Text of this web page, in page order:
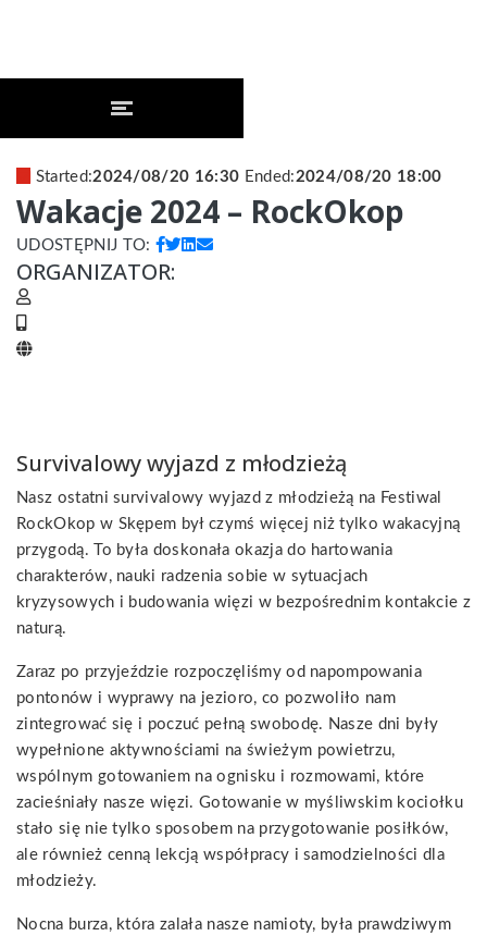
Started:2024/08/20 16:30 Ended:2024/08/20 18:00
Wakacje 2024 – RockOkop
UDOSTĘPNIJ TO:
ORGANIZATOR:
Survivalowy wyjazd z młodzieżą
Nasz ostatni survivalowy wyjazd z młodzieżą na Festiwal
RockOkop w Skępem był czymś więcej niż tylko wakacyjną
przygodą. To była doskonała okazja do hartowania
charakterów, nauki radzenia sobie w sytuacjach
kryzysowych i budowania więzi w bezpośrednim kontakcie z
naturą.
Zaraz po przyjeździe rozpoczęliśmy od napompowania
pontonów i wyprawy na jezioro, co pozwoliło nam
zintegrować się i poczuć pełną swobodę. Nasze dni były
wypełnione aktywnościami na świeżym powietrzu,
wspólnym gotowaniem na ognisku i rozmowami, które
zacieśniały nasze więzi. Gotowanie w myśliwskim kociołku
stało się nie tylko sposobem na przygotowanie posiłków,
ale również cenną lekcją współpracy i samodzielności dla
młodzieży.
Nocna burza, która zalała nasze namioty, była prawdziwym